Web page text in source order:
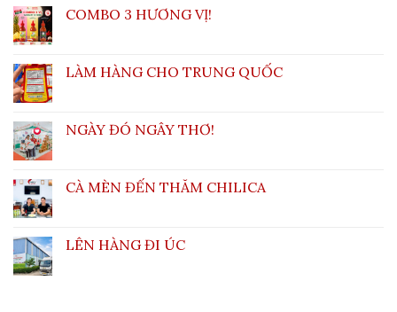
COMBO 3 HƯƠNG VỊ!
LÀM HÀNG CHO TRUNG QUỐC
NGÀY ĐÓ NGÂY THƠ!
CÀ MÈN ĐẾN THĂM CHILICA
LÊN HÀNG ĐI ÚC